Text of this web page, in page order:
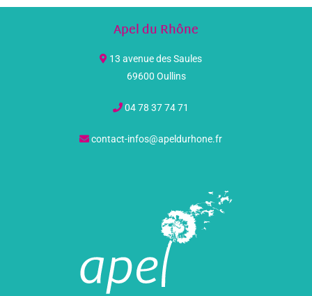
Apel du Rhône
13 avenue des Saules
69600 Oullins
04 78 37 74 71
contact-infos@apeldurhone.fr